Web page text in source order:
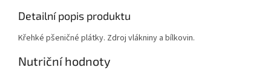
Detailní popis produktu
Křehké pšeničné plátky. Zdroj vlákniny a bílkovin.
Nutriční hodnoty